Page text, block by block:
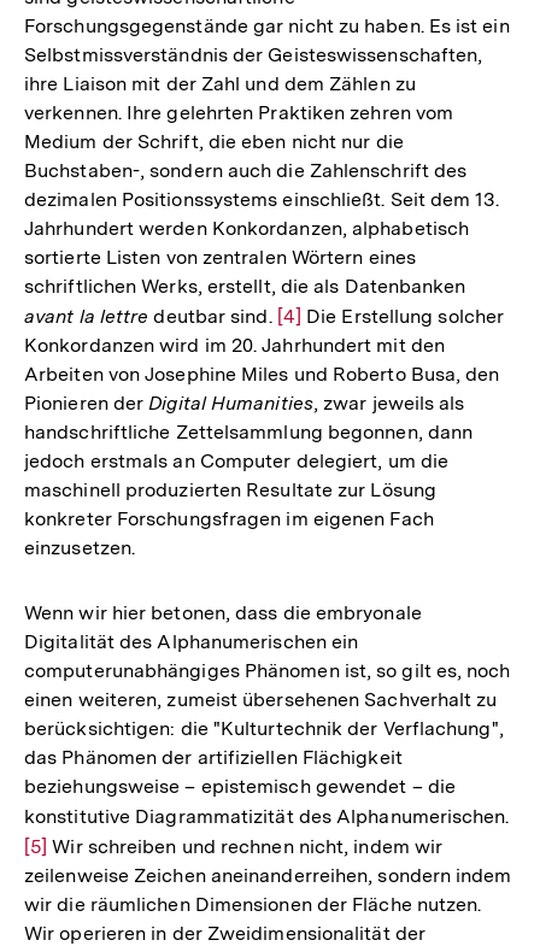
Forschungsgegenstände gar nicht zu haben. Es ist ein
Selbstmissverständnis der Geisteswissenschaften,
ihre Liaison mit der Zahl und dem Zählen zu
verkennen. Ihre gelehrten Praktiken zehren vom
Medium der Schrift, die eben nicht nur die
Buchstaben-, sondern auch die Zahlenschrift des
dezimalen Positionssystems einschließt. Seit dem 13.
Jahrhundert werden Konkordanzen, alphabetisch
sortierte Listen von zentralen Wörtern eines
schriftlichen Werks, erstellt, die als Datenbanken
avant la lettre deutbar sind. Zur
Auflösung
der
Fußnote
[4] Die Erstellung solcher
Konkordanzen wird im 20. Jahrhundert mit den
Arbeiten von Josephine Miles und Roberto Busa, den
Pionieren der Digital Humanities, zwar jeweils als
handschriftliche Zettelsammlung begonnen, dann
jedoch erstmals an Computer delegiert, um die
maschinell produzierten Resultate zur Lösung
konkreter Forschungsfragen im eigenen Fach
einzusetzen.
Wenn wir hier betonen, dass die embryonale
Digitalität des Alphanumerischen ein
computerunabhängiges Phänomen ist, so gilt es, noch
einen weiteren, zumeist übersehenen Sachverhalt zu
berücksichtigen: die "Kulturtechnik der Verflachung",
das Phänomen der artifiziellen Flächigkeit
beziehungsweise – epistemisch gewendet – die
konstitutive Diagrammatizität des Alphanumerischen.
der
[5] Wir schreiben und rechnen nicht, indem wir
zeilenweise Zeichen aneinanderreihen, sondern indem
wir die räumlichen Dimensionen der Fläche nutzen.
Wir operieren in der Zweidimensionalität der